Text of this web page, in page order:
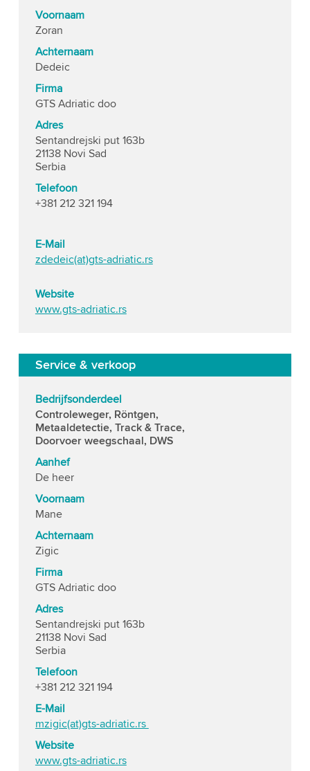
Voornaam
Zoran
Achternaam
Dedeic
Firma
GTS Adriatic doo
Adres
Sentandrejski put 163b
21138 Novi Sad
Serbia
Telefoon
+381 212 321 194
E-Mail
zdedeic(at)gts-adriatic.rs
Website
www.gts-adriatic.rs
Service & verkoop
Bedrijfsonderdeel
Controleweger, Röntgen,
Metaaldetectie, Track & Trace,
Doorvoer weegschaal, DWS
Aanhef
De heer
Voornaam
Mane
Achternaam
Zigic
Firma
GTS Adriatic doo
Adres
Sentandrejski put 163b
21138 Novi Sad
Serbia
Telefoon
+381 212 321 194
E-Mail
mzigic(at)gts-adriatic.rs
Website
www.gts-adriatic.rs